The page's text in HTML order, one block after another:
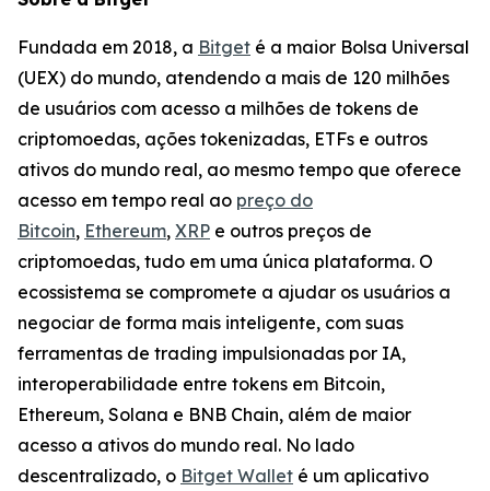
Fundada em 2018, a Bitget é a maior Bolsa Universal
(UEX) do mundo, atendendo a mais de 120 milhões
de usuários com acesso a milhões de tokens de
criptomoedas, ações tokenizadas, ETFs e outros
ativos do mundo real, ao mesmo tempo que oferece
acesso em tempo real ao preço do
Bitcoin, Ethereum, XRP e outros preços de
criptomoedas, tudo em uma única plataforma. O
ecossistema se compromete a ajudar os usuários a
negociar de forma mais inteligente, com suas
ferramentas de trading impulsionadas por IA,
interoperabilidade entre tokens em Bitcoin,
Ethereum, Solana e BNB Chain, além de maior
acesso a ativos do mundo real. No lado
descentralizado, o Bitget Wallet é um aplicativo